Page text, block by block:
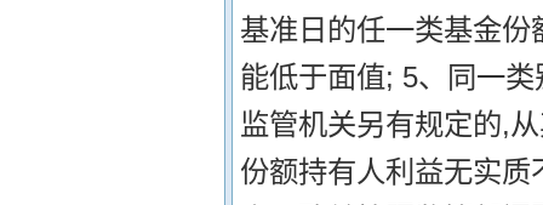
基准日的任一类基金
能低于面值; 5、同一
监管机关另有规定的,
份额持有人利益无实